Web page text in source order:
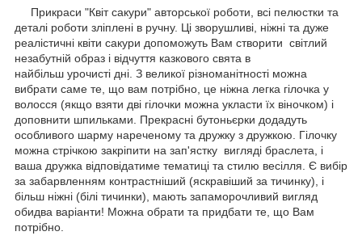
Прикраси "Квіт сакури" авторської роботи, всі пелюстки та
деталі роботи зліплені в ручну. Ці зворушливі, ніжні та дуже
реалістичні квіти сакури допоможуть Вам створити світлий
незабутній образ і відчуття казкового свята в
найбільш урочисті дні. З великої різноманітності можна
вибрати саме те, що вам потрібно, це ніжна легка гілочка у
волосся (якщо взяти дві гілочки можна укласти їх віночком) і
доповнити шпильками. Прекрасні бутоньєрки додадуть
особливого шарму нареченому та дружку з дружкою. Гілочку
можна стрічкою закріпити на зап'ястку вигляді браслета, і
ваша дружка відповідатиме тематиці та стилю весілля. Є вибір
за забарвленням контрастніший (яскравіший за тичинку), і
більш ніжні (білі тичинки), мають запаморочливий вигляд
обидва варіанти! Можна обрати та придбати те, що Вам
потрібно.